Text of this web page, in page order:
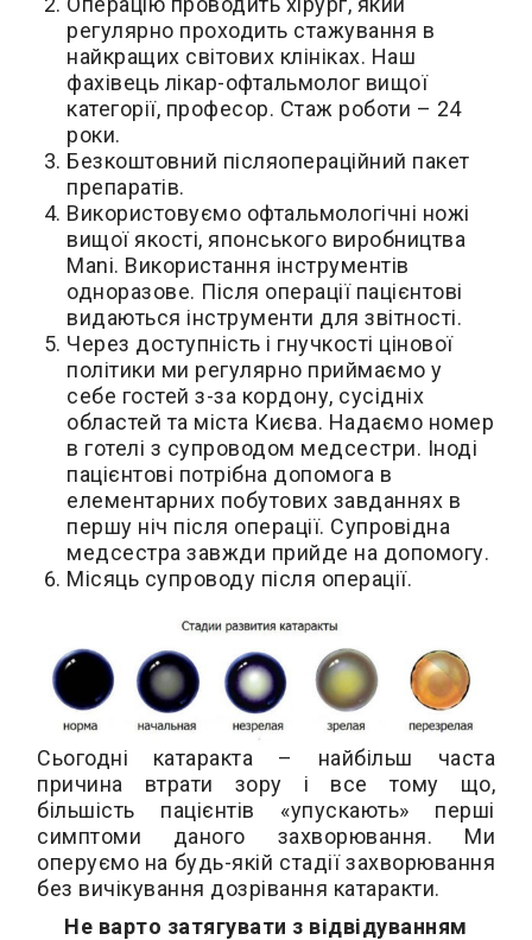
регулярно проходить стажування в
найкращих світових клініках. Наш
фахівець лікар-офтальмолог вищої
категорії, професор. Стаж роботи – 24
роки.
Безкоштовний післяопераційний пакет
препаратів.
Використовуємо офтальмологічні ножі
вищої якості, японського виробництва
Mani. Використання інструментів
одноразове. Після операції пацієнтові
видаються інструменти для звітності.
Через доступність і гнучкості цінової
політики ми регулярно приймаємо у
себе гостей з-за кордону, сусідніх
областей та міста Києва. Надаємо номер
в готелі з супроводом медсестри. Іноді
пацієнтові потрібна допомога в
елементарних побутових завданнях в
першу ніч після операції. Супровідна
медсестра завжди прийде на допомогу.
Місяць супроводу після операції.
Сьогодні катаракта – найбільш часта
причина втрати зору і все тому що,
більшість пацієнтів «упускають» перші
симптоми даного захворювання. Ми
оперуємо на будь-якій стадії захворювання
без вичікування дозрівання катаракти.
Не варто затягувати з відвідуванням